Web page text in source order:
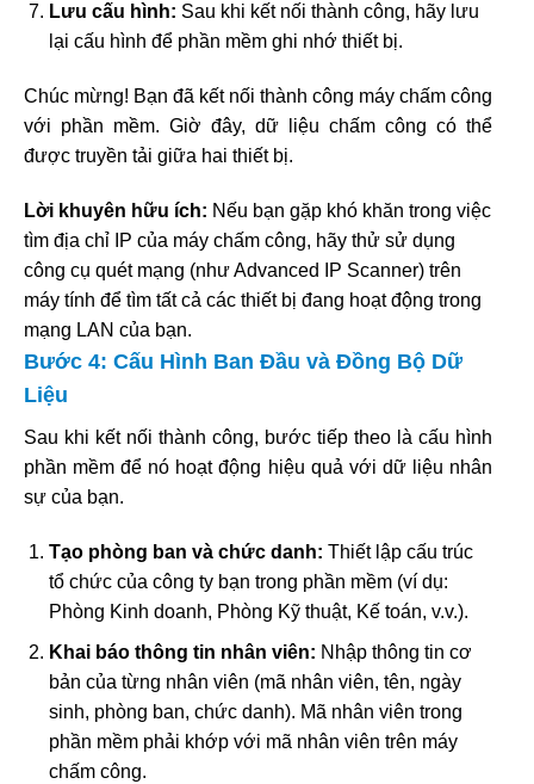
Lưu cấu hình: Sau khi kết nối thành công, hãy lưu
lại cấu hình để phần mềm ghi nhớ thiết bị.
Chúc mừng! Bạn đã kết nối thành công máy chấm công
với phần mềm. Giờ đây, dữ liệu chấm công có thể
được truyền tải giữa hai thiết bị.
Lời khuyên hữu ích: Nếu bạn gặp khó khăn trong việc
tìm địa chỉ IP của máy chấm công, hãy thử sử dụng
công cụ quét mạng (như Advanced IP Scanner) trên
máy tính để tìm tất cả các thiết bị đang hoạt động trong
mạng LAN của bạn.
Bước 4: Cấu Hình Ban Đầu và Đồng Bộ Dữ
Liệu
Sau khi kết nối thành công, bước tiếp theo là cấu hình
phần mềm để nó hoạt động hiệu quả với dữ liệu nhân
sự của bạn.
Tạo phòng ban và chức danh: Thiết lập cấu trúc
tổ chức của công ty bạn trong phần mềm (ví dụ:
Phòng Kinh doanh, Phòng Kỹ thuật, Kế toán, v.v.).
Khai báo thông tin nhân viên: Nhập thông tin cơ
bản của từng nhân viên (mã nhân viên, tên, ngày
sinh, phòng ban, chức danh). Mã nhân viên trong
phần mềm phải khớp với mã nhân viên trên máy
chấm công.